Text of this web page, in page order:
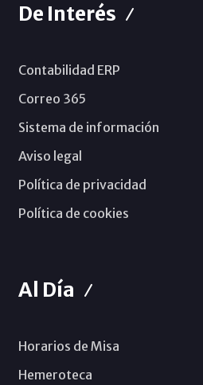
De Interés
Contabilidad ERP
Correo 365
Sistema de información
Aviso legal
Política de privacidad
Política de cookies
Al Día
Horarios de Misa
Hemeroteca